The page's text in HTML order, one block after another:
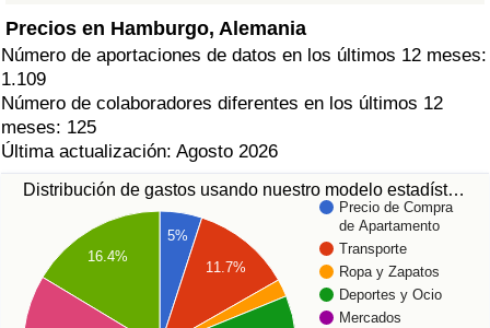
Precios en Hamburgo, Alemania
Número de aportaciones de datos en los últimos 12 meses:
1.109
Número de colaboradores diferentes en los últimos 12
meses: 125
Última actualización: Agosto 2026
Distribución de gastos usando nuestro modelo estadíst…
Precio de Compra
de Apartamento
Transporte
Ropa y Zapatos
Deportes y Ocio
Mercados
5%
11.7%
16.4%